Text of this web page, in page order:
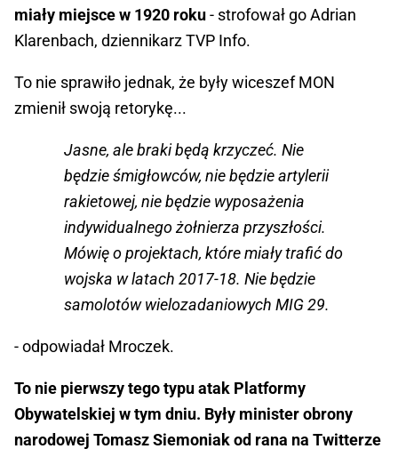
miały miejsce w 1920 roku- strofował go Adrian
Klarenbach, dziennikarz TVP Info.
To nie sprawiło jednak, że były wiceszef MON
zmienił swoją retorykę...
Jasne, ale braki będą krzyczeć. Nie
będzie śmigłowców, nie będzie artylerii
rakietowej, nie będzie wyposażenia
indywidualnego żołnierza przyszłości.
Mówię o projektach, które miały trafić do
wojska w latach 2017-18. Nie będzie
samolotów wielozadaniowych MIG 29.
- odpowiadał Mroczek.
To nie pierwszy tego typu atak Platformy
Obywatelskiej w tym dniu. Były minister obrony
narodowej Tomasz Siemoniak od rana na Twitterze